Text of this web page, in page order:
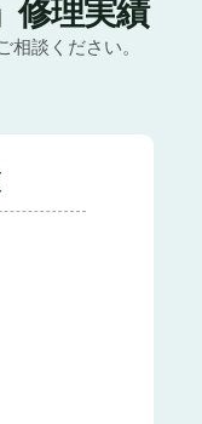
修理実績
談ください。